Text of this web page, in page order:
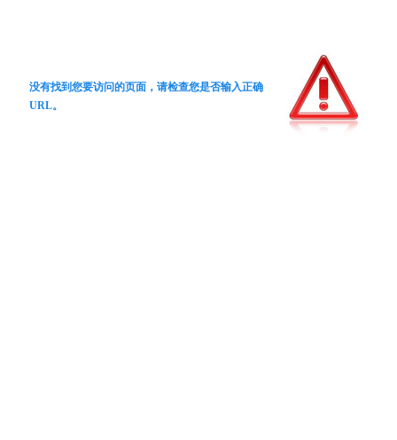
没有找到您要访问的页面，请检查您是否输入正确
URL。